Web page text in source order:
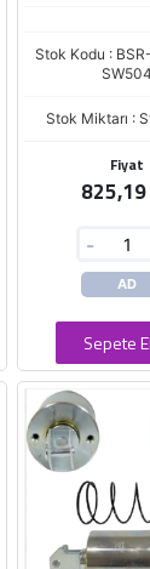
Stok Kodu :
SW504
Stok Miktarı :
Fiyat
-
AD
Sepete